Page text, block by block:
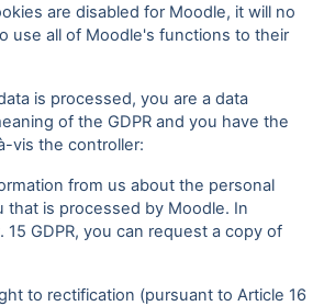
are disabled for Moodle, it will no
use all of Moodle's functions to their
is processed, you are a data
of the GDPR and you have the
vis the controller:
from us about the personal
that is processed by Moodle. In
GDPR, you can request a copy of
to rectification (pursuant to Article 16